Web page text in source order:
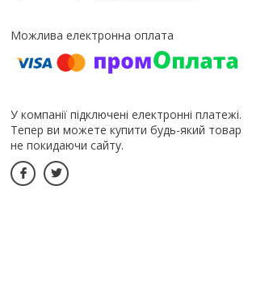
У компанії підключені електронні платежі.
Тепер ви можете купити будь-який товар
не покидаючи сайту.